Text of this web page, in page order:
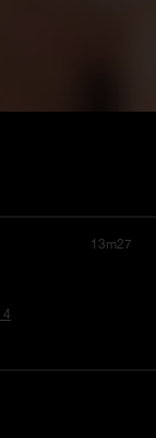
13m27
4